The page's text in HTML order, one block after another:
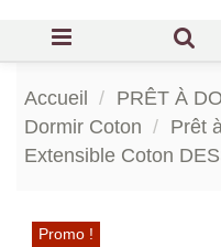
Accueil PRÊT À
Dormir Coton
Prêt
Extensible Coton
Promo !